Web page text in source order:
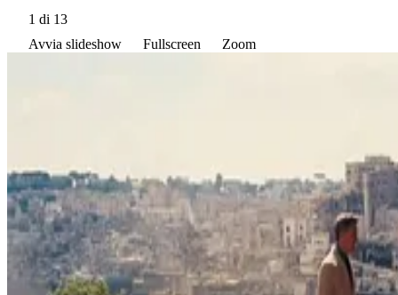
1 di 13
Avvia slideshow
Fullscreen Zoom